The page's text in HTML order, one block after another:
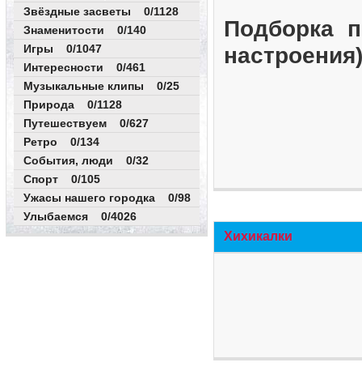
Звёздные засветы 0/1128
Знаменитости 0/140
Игры 0/1047
Интересности 0/461
Музыкальные клипы 0/25
Природа 0/1128
Путешествуем 0/627
Ретро 0/134
События, люди 0/32
Спорт 0/105
Ужасы нашего городка 0/98
Улыбаемся 0/4026
Подборка
Хихикалки